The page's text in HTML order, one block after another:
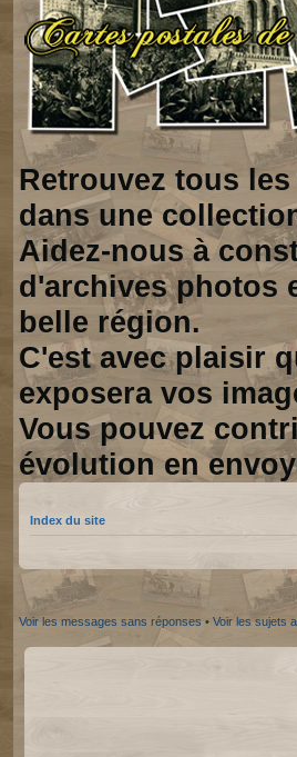
Retrouvez tous
dans une
Aidez-nous à
d'archives photos
belle région.
C'est avec plaisir
exposera vos
Vous pouvez
évolution en
Index du site
Voir les messages sans réponses • Voir les sujets